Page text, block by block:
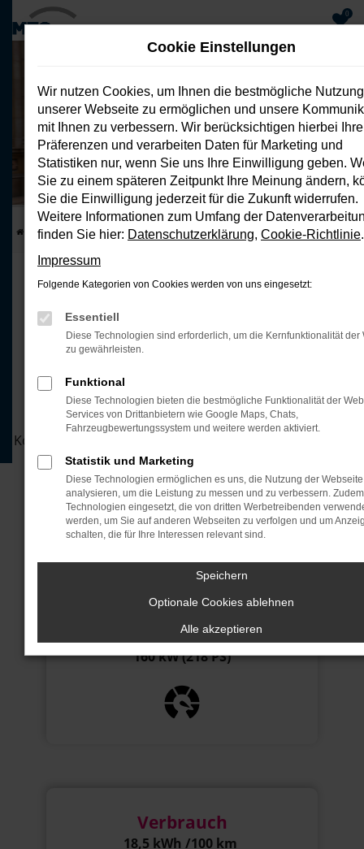
Hauptinhalt
springen
0
C10 218 PS BEV Design Pro Max
Privatleasing ohne Anzahlung
Energieverbrauch 18,5 kWh/100 km; CO2-Emission 0 g/km; CO2-
Klasse: A
Startseite Top Deals C10 218 PS BEV Design Pro Max
DER NEUE LEAPMOTOR C10 BEV
Ein Fahrzeug für jede
Leasen Sie jetzt den neuen Leapmotor C10.
Unser attraktives Leasingangebot mit flexiblen
Konditionen sichert Ihnen den perfekten Einstieg in die
Zukunft des Fahrens.
JETZT ANFRAGEN
JETZT ANRUFEN
Motor
160 kW (218 PS)
Verbrauch
18,5 kWh /100 km
Cookie Einstellungen
Wir nutzen Cookies, um Ihnen die bestmögliche Nutzung
unserer Webseite zu ermöglichen und unsere
mit Ihnen zu verbessern. Wir berücksichtigen hierbei Ihre
Präferenzen und verarbeiten Daten für Marketing und
Statistiken nur, wenn Sie uns Ihre Einwilligung geben.
Sie zu einem späteren Zeitpunkt Ihre Meinung ändern,
Sie die Einwilligung jederzeit für die Zukunft widerrufen.
Weitere Informationen zum Umfang der
finden Sie hier: Datenschutzerklärung, Cookie-Richtlinie.
Impressum
Folgende Kategorien von Cookies werden von uns eingesetzt:
Essentiell
Diese Technologien sind erforderlich, um die Kernfunktionalität der
zu gewährleisten.
Funktional
Diese Technologien bieten die bestmögliche Funktionalität der
Services von Drittanbietern wie Google Maps, Chats,
Fahrzeugbewertungssystem und weitere werden aktiviert.
Statistik und Marketing
Diese Technologien ermöglichen es uns, die Nutzung der
analysieren, um die Leistung zu messen und zu verbessern.
Technologien eingesetzt, die von dritten Werbetreibenden
werden, um Sie auf anderen Webseiten zu verfolgen und um
schalten, die für Ihre Interessen relevant sind.
Speichern
Optionale Cookies ablehnen
Alle akzeptieren